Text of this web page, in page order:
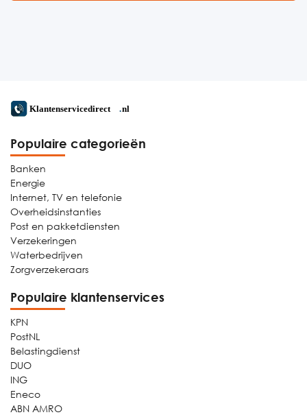
Populaire categorieën
Banken
Energie
Internet, TV en telefonie
Overheidsinstanties
Post en pakketdiensten
Verzekeringen
Waterbedrijven
Zorgverzekeraars
Populaire klantenservices
KPN
PostNL
Belastingdienst
DUO
ING
Eneco
ABN AMRO